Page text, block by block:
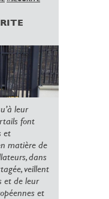
leur
font
et
matière de
dans
veillent
et de leur
et